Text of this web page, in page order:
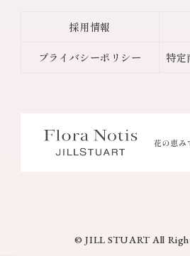
採用情報
プライバシーポリシー 特定
© JILL STUART All